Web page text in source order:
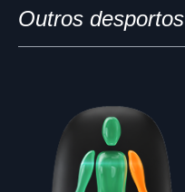
Outros desportos